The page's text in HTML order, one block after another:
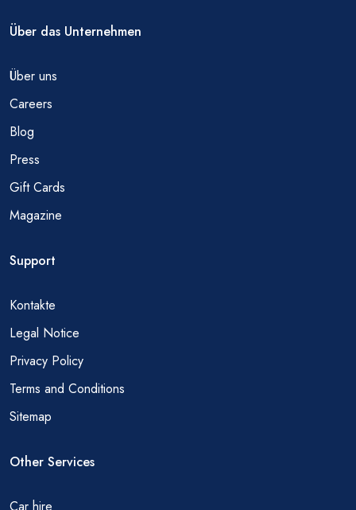
Über das Unternehmen
Über uns
Careers
Blog
Press
Gift Cards
Magazine
Support
Kontakte
Legal Notice
Privacy Policy
Terms and Conditions
Sitemap
Other Services